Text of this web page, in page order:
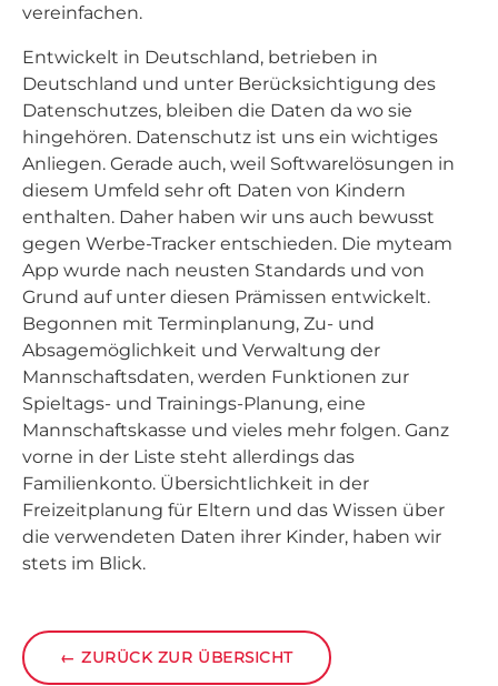
vereinfachen.
Entwickelt in Deutschland, betrieben in
Deutschland und unter Berücksichtigung des
Datenschutzes, bleiben die Daten da wo sie
hingehören. Datenschutz ist uns ein wichtiges
Anliegen. Gerade auch, weil Softwarelösungen in
diesem Umfeld sehr oft Daten von Kindern
enthalten. Daher haben wir uns auch bewusst
gegen Werbe-Tracker entschieden. Die myteam
App wurde nach neusten Standards und von
Grund auf unter diesen Prämissen entwickelt.
Begonnen mit Terminplanung, Zu- und
Absagemöglichkeit und Verwaltung der
Mannschaftsdaten, werden Funktionen zur
Spieltags- und Trainings-Planung, eine
Mannschaftskasse und vieles mehr folgen. Ganz
vorne in der Liste steht allerdings das
Familienkonto. Übersichtlichkeit in der
Freizeitplanung für Eltern und das Wissen über
die verwendeten Daten ihrer Kinder, haben wir
stets im Blick.
←ZURÜCK ZUR ÜBERSICHT